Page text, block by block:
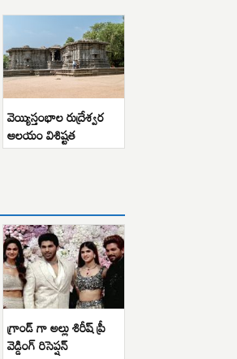
వెయ్యిస్తంభాల రుద్రేశ్వర
ఆలయం విశిష్టత
గ్రాండ్ గా అల్లు శిరీష్ ప్రీ
వెడ్డింగ్ రిసెప్షన్